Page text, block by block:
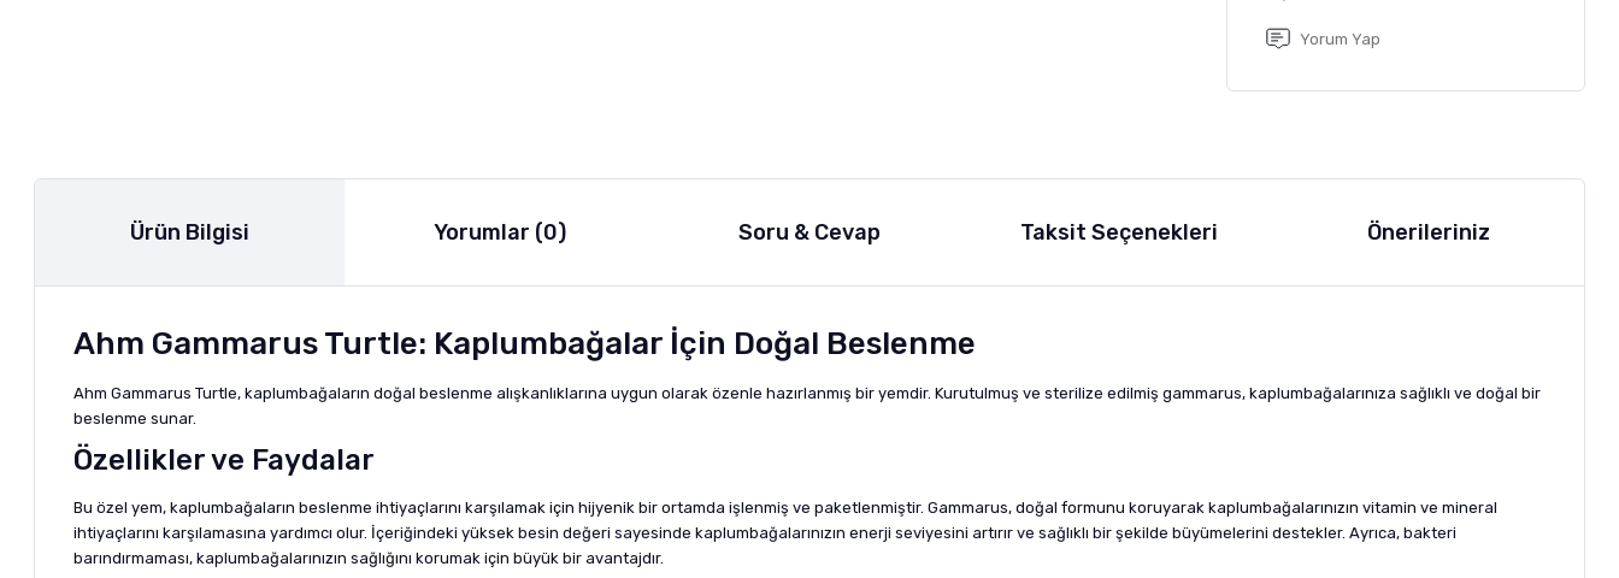
Yorum Yap
Ürün Bilgisi Yorumlar (0) Soru & Cevap Taksit Seçenekleri Önerileriniz
Ahm Gammarus Turtle: Kaplumbağalar İçin Doğal Beslenme
Ahm Gammarus Turtle, kaplumbağaların doğal beslenme alışkanlıklarına uygun olarak özenle hazırlanmış bir yemdir. Kurutulmuş ve sterilize edilmiş gammarus, kaplumbağalarınıza sağlıklı ve doğal bir
beslenme sunar.
Özellikler ve Faydalar
Bu özel yem, kaplumbağaların beslenme ihtiyaçlarını karşılamak için hijyenik bir ortamda işlenmiş ve paketlenmiştir. Gammarus, doğal formunu koruyarak kaplumbağalarınızın vitamin ve mineral
ihtiyaçlarını karşılamasına yardımcı olur. İçeriğindeki yüksek besin değeri sayesinde kaplumbağalarınızın enerji seviyesini artırır ve sağlıklı bir şekilde büyümelerini destekler. Ayrıca, bakteri
barındırmaması, kaplumbağalarınızın sağlığını korumak için büyük bir avantajdır.